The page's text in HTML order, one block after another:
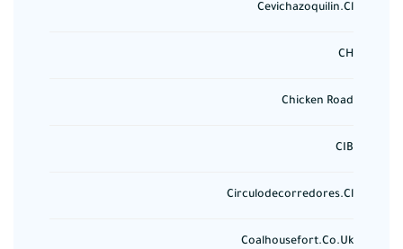
Cevichazoquilin.cl
CH
Chicken Road
CIB
Circulodecorredores.cl
Coalhousefort.co.uk